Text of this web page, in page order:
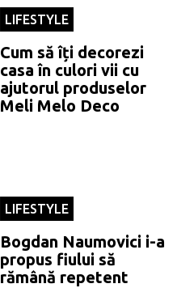
LIFESTYLE
Cum să îți decorezi
casa în culori vii cu
ajutorul produselor
Meli Melo Deco
LIFESTYLE
Bogdan Naumovici i-a
propus fiului să
rămână repetent